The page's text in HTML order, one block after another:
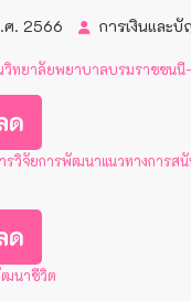
ศ. 2566 การเงินและ
วิทยาลัยพยาบาลบรมราชชนนี
ด
วิจัยการพัฒนาแนวทางการส
ด
นาชีวิต